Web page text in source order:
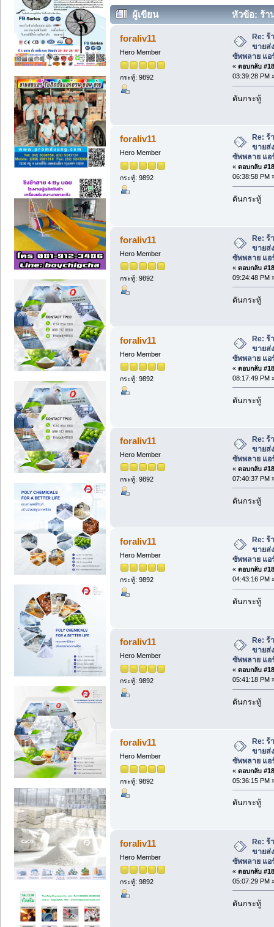
ผู้เขียน
หัวข้อ: ร้า
ซัพพลาย แอร์บ้านราคาโรงงาน (อ่าน
foraliv11
Hero Member
กระทู้: 9892
Re:
ขายส่
ซัพพลาย แอ
« ตอบกลับ
03:39:28 PM
ดันกระทู้
foraliv11
Hero Member
กระทู้: 9892
Re:
ขายส่
ซัพพลาย แอ
« ตอบกลับ
06:38:58 PM
ดันกระทู้
foraliv11
Hero Member
กระทู้: 9892
Re: ร้
ขายส่
ซัพพลาย แอ
« ตอบกลับ
09:24:48 PM
ดันกระทู้
foraliv11
Hero Member
กระทู้: 9892
Re: ร้
ขายส่
ซัพพลาย แอ
« ตอบกลับ
08:17:49 PM
ดันกระทู้
foraliv11
Hero Member
กระทู้: 9892
Re:
ขายส่
ซัพพลาย แอ
« ตอบกลับ
07:40:37 PM
ดันกระทู้
foraliv11
Hero Member
กระทู้: 9892
Re:
ขายส่
ซัพพลาย แอ
« ตอบกลับ
04:43:16 PM
ดันกระทู้
foraliv11
Hero Member
กระทู้: 9892
Re:
ขายส่
ซัพพลาย แอ
« ตอบกลับ
05:41:18 PM
ดันกระทู้
foraliv11
Hero Member
กระทู้: 9892
Re: ร้
ขายส่
ซัพพลาย แอ
« ตอบกลับ
05:36:15 PM
ดันกระทู้
foraliv11
Hero Member
กระทู้: 9892
Re: ร้
ขายส่
ซัพพลาย แอ
« ตอบกลับ
05:07:29 PM
ดันกระทู้